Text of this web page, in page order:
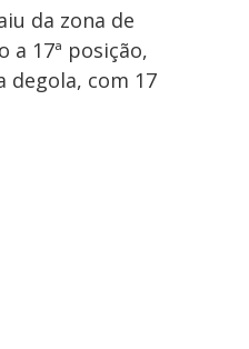
da zona de
a 17ª posição,
degola, com 17